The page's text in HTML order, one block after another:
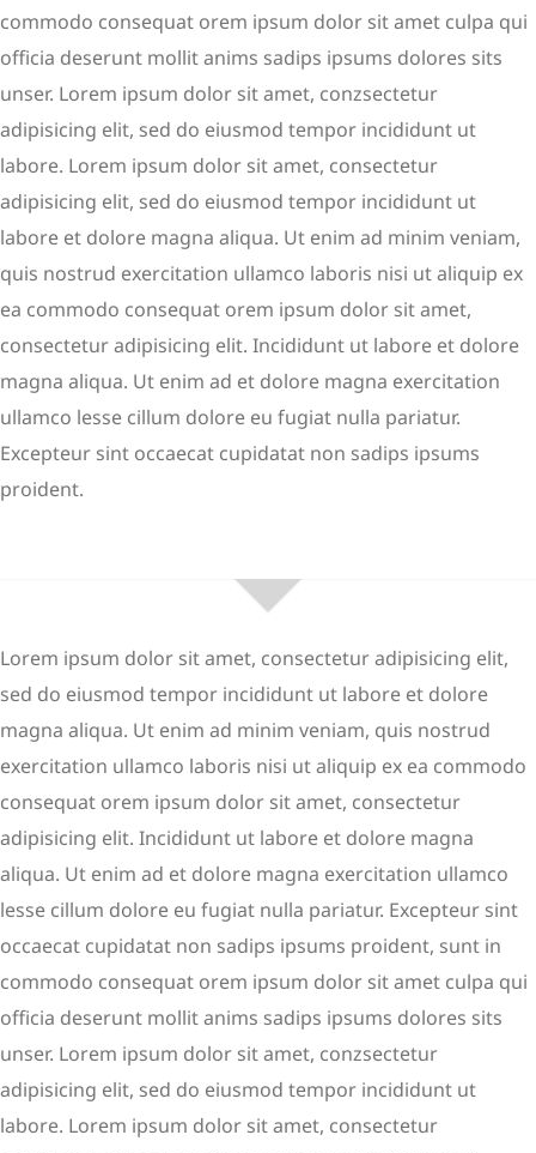
commodo consequat orem ipsum dolor sit amet culpa qui
officia deserunt mollit anims sadips ipsums dolores sits
unser. Lorem ipsum dolor sit amet, conzsectetur
adipisicing elit, sed do eiusmod tempor incididunt ut
labore. Lorem ipsum dolor sit amet, consectetur
adipisicing elit, sed do eiusmod tempor incididunt ut
labore et dolore magna aliqua. Ut enim ad minim veniam,
quis nostrud exercitation ullamco laboris nisi ut aliquip ex
ea commodo consequat orem ipsum dolor sit amet,
consectetur adipisicing elit. Incididunt ut labore et dolore
magna aliqua. Ut enim ad et dolore magna exercitation
ullamco lesse cillum dolore eu fugiat nulla pariatur.
Excepteur sint occaecat cupidatat non sadips ipsums
proident.
Lorem ipsum dolor sit amet, consectetur adipisicing elit,
sed do eiusmod tempor incididunt ut labore et dolore
magna aliqua. Ut enim ad minim veniam, quis nostrud
exercitation ullamco laboris nisi ut aliquip ex ea commodo
consequat orem ipsum dolor sit amet, consectetur
adipisicing elit. Incididunt ut labore et dolore magna
aliqua. Ut enim ad et dolore magna exercitation ullamco
lesse cillum dolore eu fugiat nulla pariatur. Excepteur sint
occaecat cupidatat non sadips ipsums proident, sunt in
commodo consequat orem ipsum dolor sit amet culpa qui
officia deserunt mollit anims sadips ipsums dolores sits
unser. Lorem ipsum dolor sit amet, conzsectetur
adipisicing elit, sed do eiusmod tempor incididunt ut
labore. Lorem ipsum dolor sit amet, consectetur